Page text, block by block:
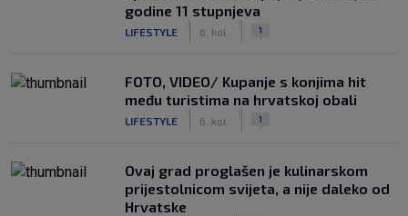
godine 11 stupnjeva
LIFESTYLE 6. kol. 1
FOTO, VIDEO/ Kupanje s konjima hit
među turistima na hrvatskoj obali
LIFESTYLE 6. kol. 1
Ovaj grad proglašen je kulinarskom
prijestolnicom svijeta, a nije daleko od
Hrvatske